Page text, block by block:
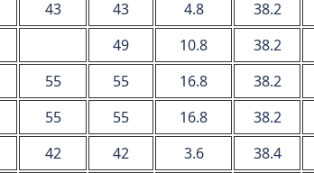
43 43 4.8
38.2
49 10.8
38.2
55 55 16.8 38.2
55 55 16.8
38.2
42 42 3.6
38.4